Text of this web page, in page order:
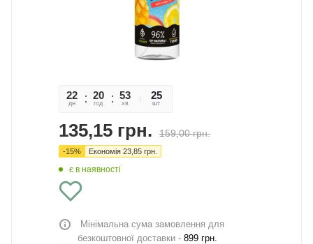
22
дн
20
год
53
хв
49
сек
25
шт
135,15 грн. 159,00грн.
-15% Економія 23,85 грн.
є в наявності
Мінімальна сума замовлення для
безкоштовної доставки - 899 грн.